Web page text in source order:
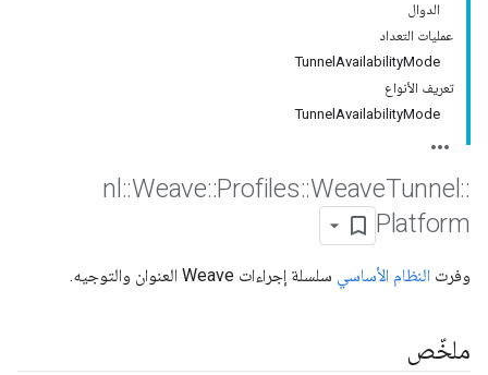
الدوال
عمليات التعداد
TunnelAvailabilityMode
تعريف الأنواع
TunnelAvailabilityMode
nl ::Weave::Profiles::WeaveTunnel ::
Platform
وفرت النظام الأساسي سلسلة إجراءات Weave العنوان والتوجيه.
ملخّص